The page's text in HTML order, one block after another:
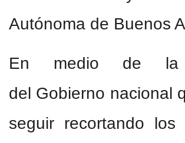
Autónoma de Buenos
En medio de la
del Gobierno nacional
seguir recortando los